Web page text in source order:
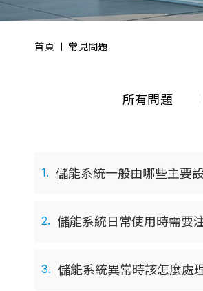
首頁 常見問題
所有問題
1. 儲能系統一般由哪些主要
2. 儲能系統日常使用時需要
3. 儲能系統異常時該怎麼處